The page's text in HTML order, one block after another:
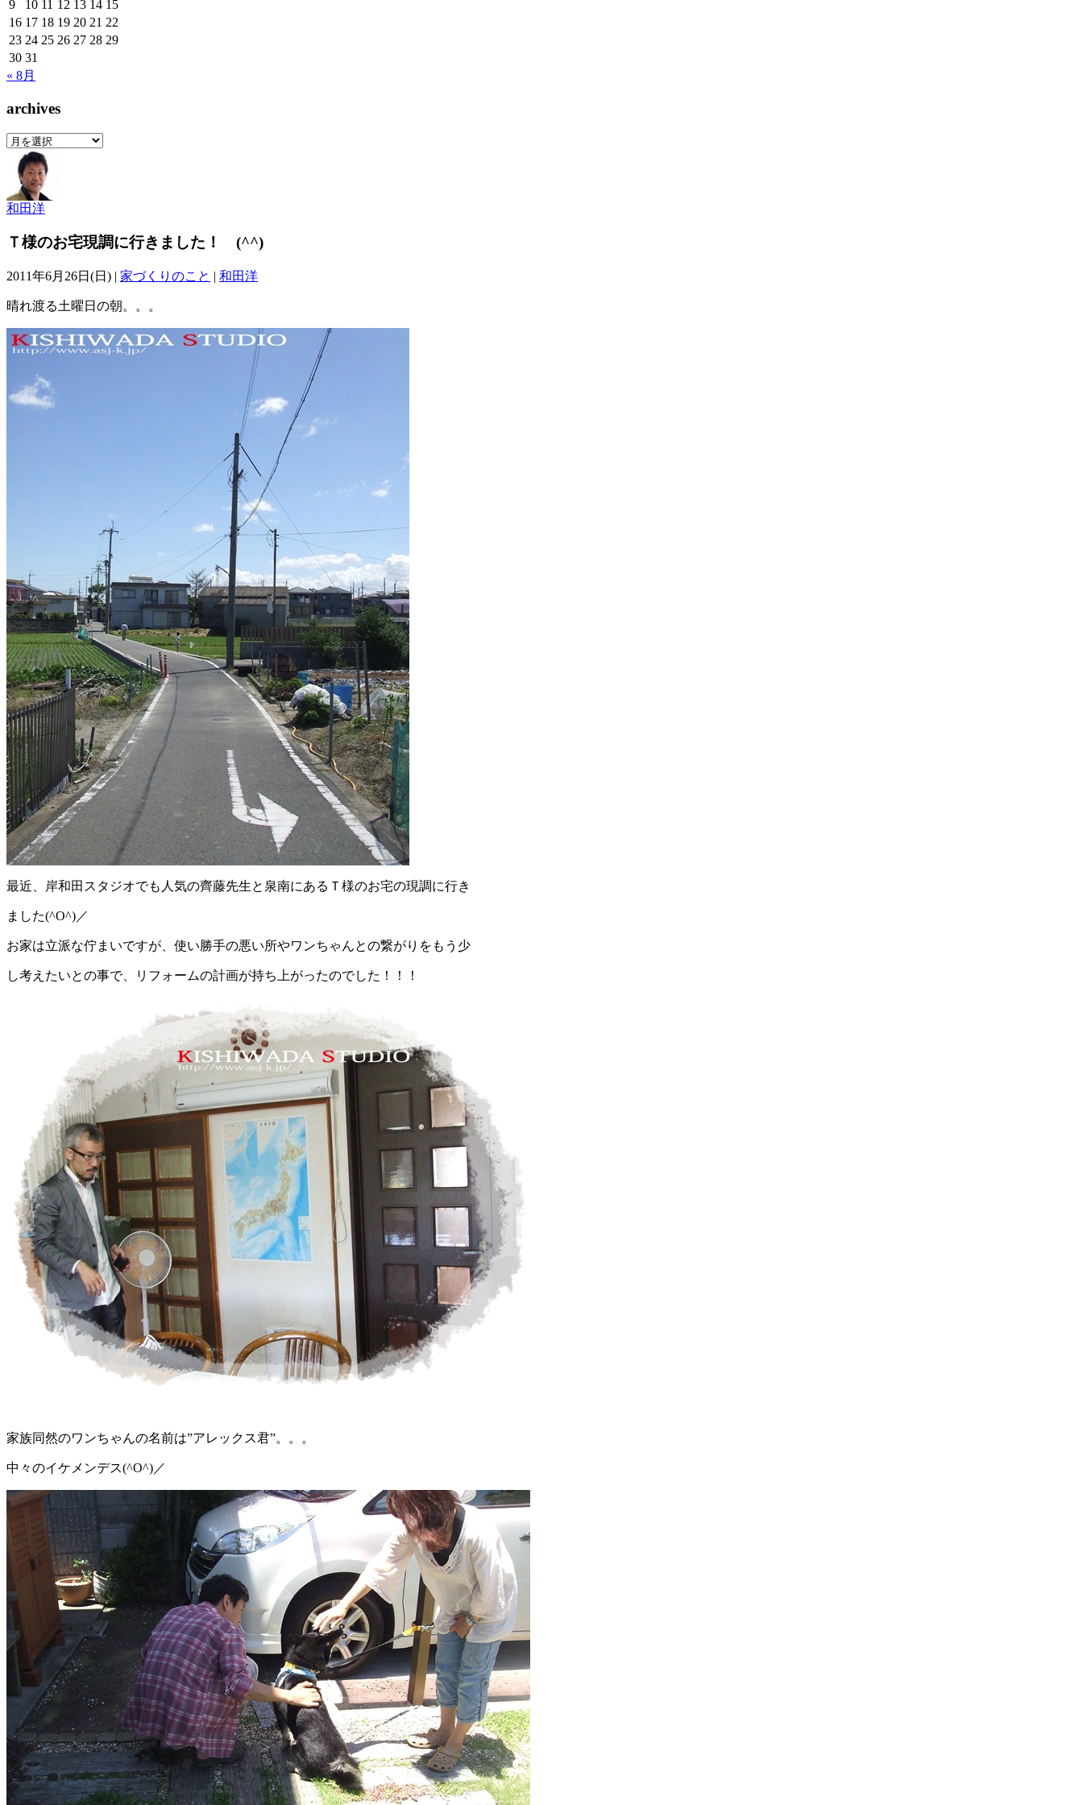
9
10 11 12 13 14 15
16 17 18 19 20 21 22
23 24 25 26 27 28 29
30 31
« 8月
archives
archives
和田洋
Ｔ様のお宅現調に行きました！ (^^)
2011年6月26日(日) | 家づくりのこと | 和田洋
晴れ渡る土曜日の朝。。。
最近、岸和田スタジオでも人気の齊藤先生と泉南にあるＴ様のお宅の現調に行き
ました(^O^)／
お家は立派な佇まいですが、使い勝手の悪い所やワンちゃんとの繋がりをもう少
し考えたいとの事で、リフォームの計画が持ち上がったのでした！！！
家族同然のワンちゃんの名前は”アレックス君”。。。
中々のイケメンデス(^O^)／